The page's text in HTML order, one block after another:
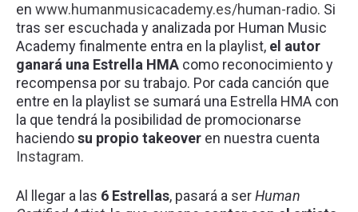
en www.humanmusicacademy.es/human-radio. Si
tras ser escuchada y analizada por Human Music
Academy finalmente entra en la playlist, el autor
ganará una Estrella HMA como reconocimiento y
recompensa por su trabajo. Por cada canción que
entre en la playlist se sumará una Estrella HMA con
la que tendrá la posibilidad de promocionarse
haciendosu propio takeover en nuestra cuenta
Instagram.
Al llegar a las 6 Estrellas, pasará a serHuman